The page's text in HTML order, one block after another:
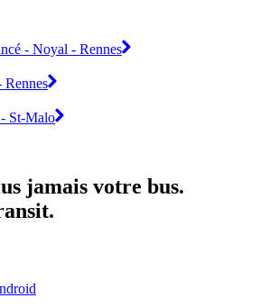
- Noyal - Rennes
Rennes
St-Malo
jamais votre bus.